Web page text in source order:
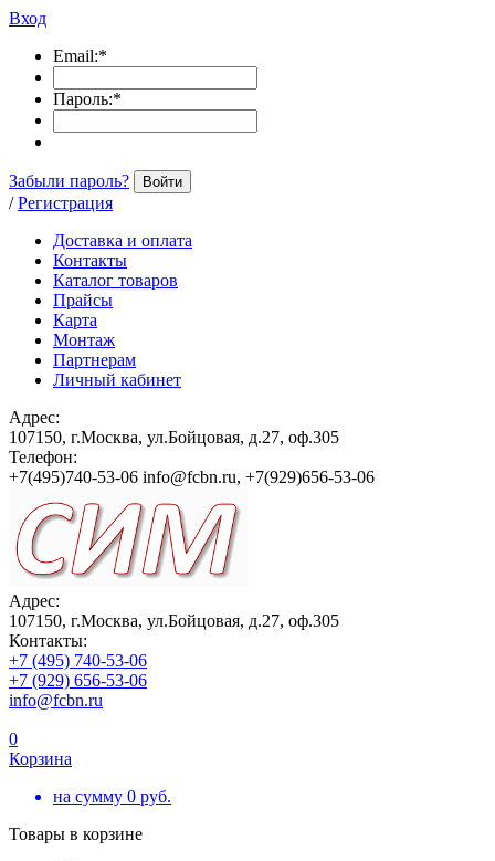
Вход
Email:*
Пароль:*
Забыли пароль? Войти
/ Регистрация
Доставка и оплата
Контакты
Каталог товаров
Прайсы
Карта
Монтаж
Партнерам
Личный кабинет
Адрес:
107150, г.Москва, ул.Бойцовая, д.27, оф.305
Телефон:
+7(495)740-53-06 info@fcbn.ru, +7(929)656-53-06
Адрес:
107150, г.Москва, ул.Бойцовая, д.27, оф.305
Контакты:
+7 (495) 740-53-06
+7 (929) 656-53-06
info@fcbn.ru
0
Корзина
на сумму 0 руб.
Товары в корзине